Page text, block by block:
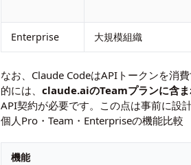
Enterprise 大規模組織
なお、Claude CodeはAPIトークンを消
的には、claude.aiのTeamプランに含ま
API契約が必要です。この点は事前に設
個人Pro・Team・Enterpriseの機能比較
機能